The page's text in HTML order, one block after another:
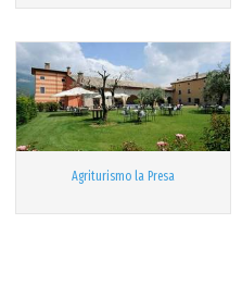
Agriturismo la Presa